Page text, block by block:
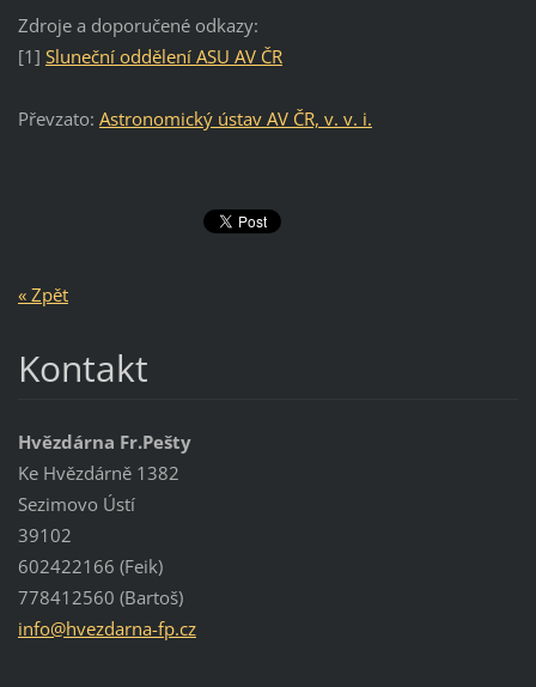
Zdroje a doporučené odkazy:
[1] Sluneční oddělení ASU AV ČR
Převzato: Astronomický ústav AV ČR, v. v. i.
« Zpět
Kontakt
Hvězdárna Fr.Pešty
Ke Hvězdárně 1382
Sezimovo Ústí
39102
602422166 (Feik)
778412560 (Bartoš)
info@hvezdarna-fp.cz